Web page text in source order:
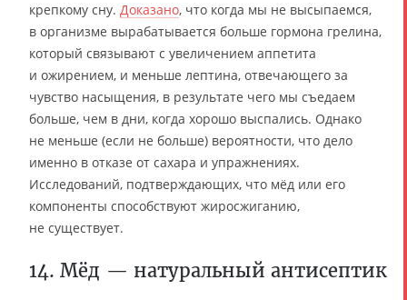
крепкому сну. Доказано, что когда мы не высыпаемся,
в организме вырабатывается больше гормона грелина,
который связывают с увеличением аппетита
и ожирением, и меньше лептина, отвечающего за
чувство насыщения, в результате чего мы съедаем
больше, чем в дни, когда хорошо выспались. Однако
не меньше (если не больше) вероятности, что дело
именно в отказе от сахара и упражнениях.
Исследований, подтверждающих, что мёд или его
компоненты способствуют жиросжиганию,
не существует.
14. Мёд — натуральный антисептик